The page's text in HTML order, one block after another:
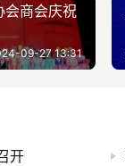
商会庆祝
09-27 13:31
开